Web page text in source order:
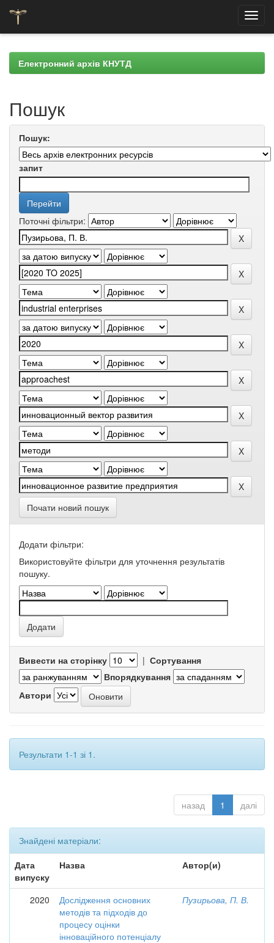
navigationЕлектронний архів КНУТД
Пошук
Пошук:
запит
Поточні фільтри:
Почати новий пошук
Додати фільтри:
Використовуйте фільтри для уточнення результатів
пошуку.
Вивести на сторінку | Сортування
Впорядкування
Автори
Результати 1-1 зі 1.
назад 1 далі
Знайдені матеріали:
Дата
випуску
Назва Автор(и)
2020
Дослідження основних
методів та підходів до
процесу оцінки
інноваційного потенціалу
Пузирьова, П. В.